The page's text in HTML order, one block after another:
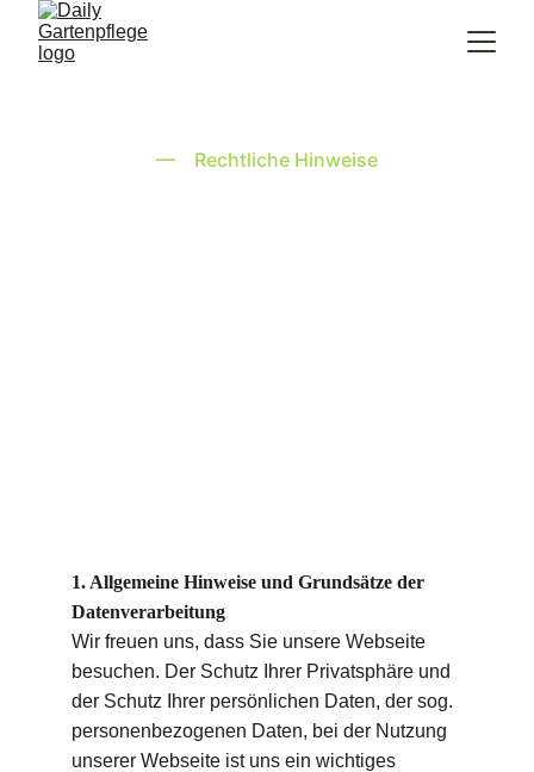
— Rechtliche Hinweise
1. Allgemeine Hinweise und Grundsätze der
Datenverarbeitung
Wir freuen uns, dass Sie unsere Webseite
besuchen. Der Schutz Ihrer Privatsphäre und
der Schutz Ihrer persönlichen Daten, der sog.
personenbezogenen Daten, bei der Nutzung
unserer Webseite ist uns ein wichtiges